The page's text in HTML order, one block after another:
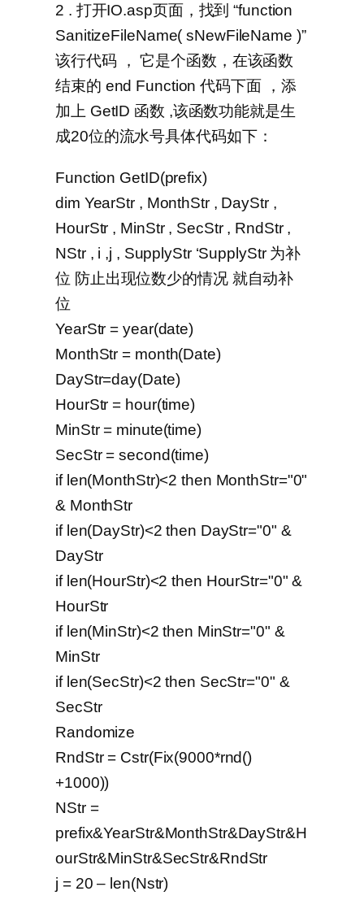
2 . 打开IO.asp页面，找到 “function
SanitizeFileName( sNewFileName )”
该行代码 ， 它是个函数，在该函数
结束的 end Function 代码下面 ，添
加上 GetID 函数 ,该函数功能就是生
成20位的流水号具体代码如下：
Function GetID(prefix)
dim YearStr , MonthStr , DayStr ,
HourStr , MinStr , SecStr , RndStr ,
NStr , i ,j , SupplyStr ‘SupplyStr 为补
位 防止出现位数少的情况 就自动补
位
YearStr = year(date)
MonthStr = month(Date)
DayStr=day(Date)
HourStr = hour(time)
MinStr = minute(time)
SecStr = second(time)
if len(MonthStr)<2 then MonthStr="0"
& MonthStr
if len(DayStr)<2 then DayStr="0" &
DayStr
if len(HourStr)<2 then HourStr="0" &
HourStr
if len(MinStr)<2 then MinStr="0" &
MinStr
if len(SecStr)<2 then SecStr="0" &
SecStr
Randomize
RndStr = Cstr(Fix(9000*rnd()
+1000))
NStr =
prefix&YearStr&MonthStr&DayStr&H
ourStr&MinStr&SecStr&RndStr
j = 20 – len(Nstr)